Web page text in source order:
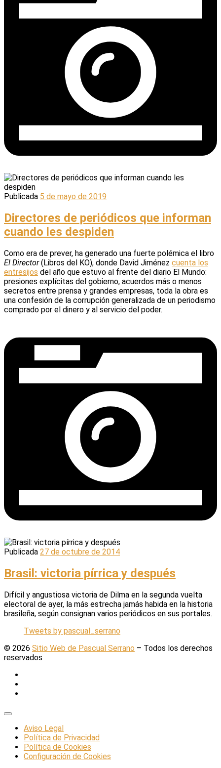
Publicada 5 de mayo de 2019
Directores de periódicos que informan
cuando les despiden
Como era de prever, ha generado una fuerte polémica el libro
El Director(Libros del KO), donde David Jiménez cuenta los
entresijos del año que estuvo al frente del diario El Mundo:
presiones explícitas del gobierno, acuerdos más o menos
secretos entre prensa y grandes empresas, toda la obra es
una confesión de la corrupción generalizada de un periodismo
comprado por el dinero y al servicio del poder.
Publicada 27 de octubre de 2014
Brasil: victoria pírrica y después
Difícil y angustiosa victoria de Dilma en la segunda vuelta
electoral de ayer, la más estrecha jamás habida en la historia
brasileña, según consignan varios periódicos en sus portales.
Tweets by pascual_serrano
© 2026 Sitio Web de Pascual Serrano – Todos los derechos
reservados
Aviso Legal
Política de Privacidad
Política de Cookies
Configuración de Cookies